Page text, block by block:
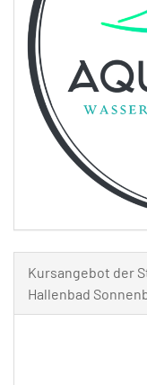
Kursangebot der
Hallenbad